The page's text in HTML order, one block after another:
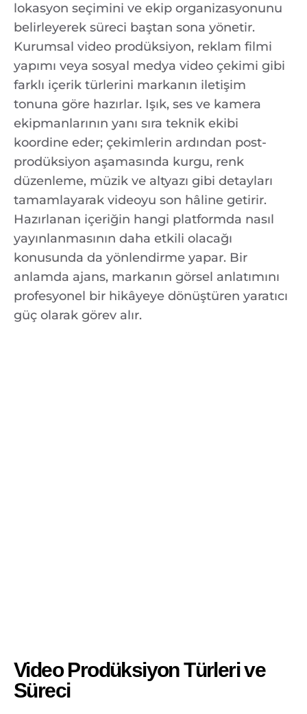
lokasyon seçimini ve ekip organizasyonunu
belirleyerek süreci baştan sona yönetir.
Kurumsal video prodüksiyon, reklam filmi
yapımı veya sosyal medya video çekimi gibi
farklı içerik türlerini markanın iletişim
tonuna göre hazırlar. Işık, ses ve kamera
ekipmanlarının yanı sıra teknik ekibi
koordine eder; çekimlerin ardından post-
prodüksiyon aşamasında kurgu, renk
düzenleme, müzik ve altyazı gibi detayları
tamamlayarak videoyu son hâline getirir.
Hazırlanan içeriğin hangi platformda nasıl
yayınlanmasının daha etkili olacağı
konusunda da yönlendirme yapar. Bir
anlamda ajans, markanın görsel anlatımını
profesyonel bir hikâyeye dönüştüren yaratıcı
güç olarak görev alır.
Video Prodüksiyon Türleri ve
Süreci